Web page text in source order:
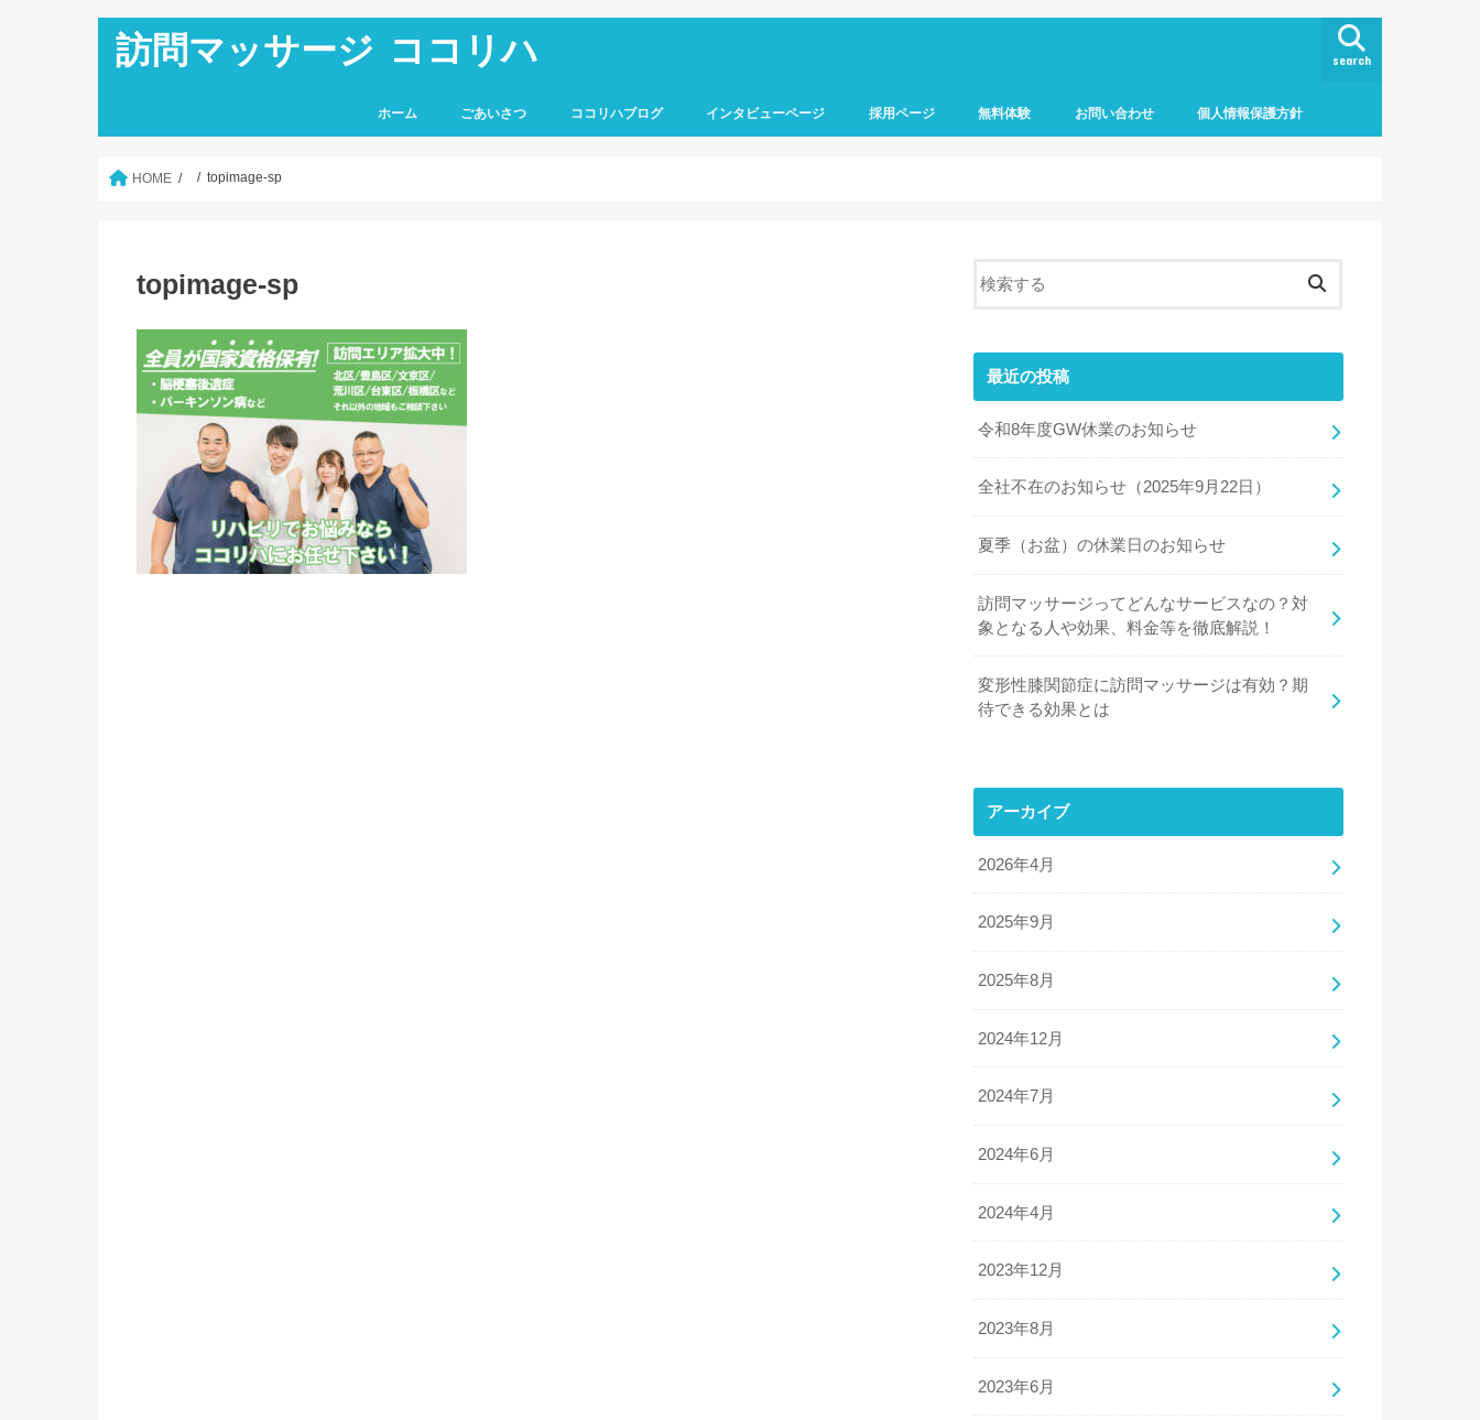
訪問マッサージ ココリハ search
ホーム ごあいさつ ココリハブログ インタビューページ 採用ページ 無料体験 お問い合わせ 個人情報保護方針
HOME topimage-sp
topimage-sp
最近の投稿
令和8年度GW休業のお知らせ
全社不在のお知らせ（2025年9月22日）
夏季（お盆）の休業日のお知らせ
訪問マッサージってどんなサービスなの？対
象となる人や効果、料金等を徹底解説！
変形性膝関節症に訪問マッサージは有効？期
待できる効果とは
アーカイブ
2026年4月
2025年9月
2025年8月
2024年12月
2024年7月
2024年6月
2024年4月
2023年12月
2023年8月
2023年6月